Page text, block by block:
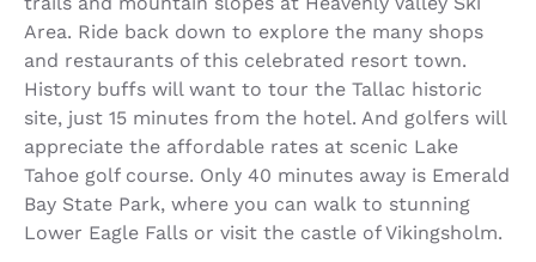
Area. Ride back down to explore the many shops
and restaurants of this celebrated resort town.
History buffs will want to tour the Tallac historic
site, just 15 minutes from the hotel. And golfers will
appreciate the affordable rates at scenic Lake
Tahoe golf course. Only 40 minutes away is Emerald
Bay State Park, where you can walk to stunning
Lower Eagle Falls or visit the castle of Vikingsholm.